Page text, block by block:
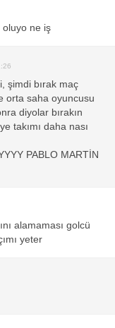
oluyo ne iş
şimdi bırak maç
orta saha oyuncusu
diyolar bırakın
takımı daha nası
PABLO MARTİN
alamaması golcü
yeter